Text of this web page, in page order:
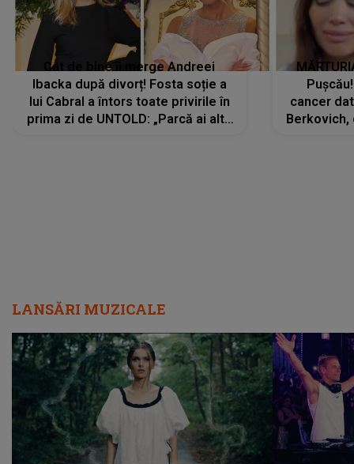
Cât de bine îi merge Andreei
Ibacka după divorț! Fosta soție a
lui Cabral a întors toate privirile în
prima zi de UNTOLD: „Parcă ai altă
cancer
Berkovich,
LANSĂRI MUZICALE